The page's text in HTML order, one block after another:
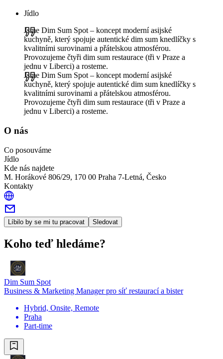
Jídlo
Jsme Dim Sum Spot – koncept moderní asijské
kuchyně, který spojuje autentické dim sum knedlíčky s
kvalitními surovinami a přátelskou atmosférou.
Provozujeme čtyři dim sum restaurace (tři v Praze a
jednu v Liberci) a rosteme.
Jsme Dim Sum Spot – koncept moderní asijské
kuchyně, který spojuje autentické dim sum knedlíčky s
kvalitními surovinami a přátelskou atmosférou.
Provozujeme čtyři dim sum restaurace (tři v Praze a
jednu v Liberci) a rosteme.
O nás
Co posouváme
Jídlo
Kde nás najdete
M. Horákové 806/29, 170 00 Praha 7-Letná, Česko
Kontakty
Líbilo by se mi tu pracovat Sledovat
Koho teď hledáme?
Dim Sum Spot
Business & Marketing Manager pro síť restaurací a bister
Hybrid, Onsite, Remote
Praha
Part-time